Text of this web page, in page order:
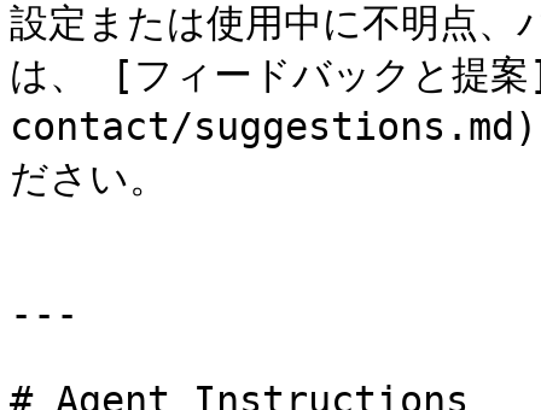
設定または使用中に不明点、
は、 [フィードバックと
contact/suggestions.md)
ださい。
---
# Agent Instructions